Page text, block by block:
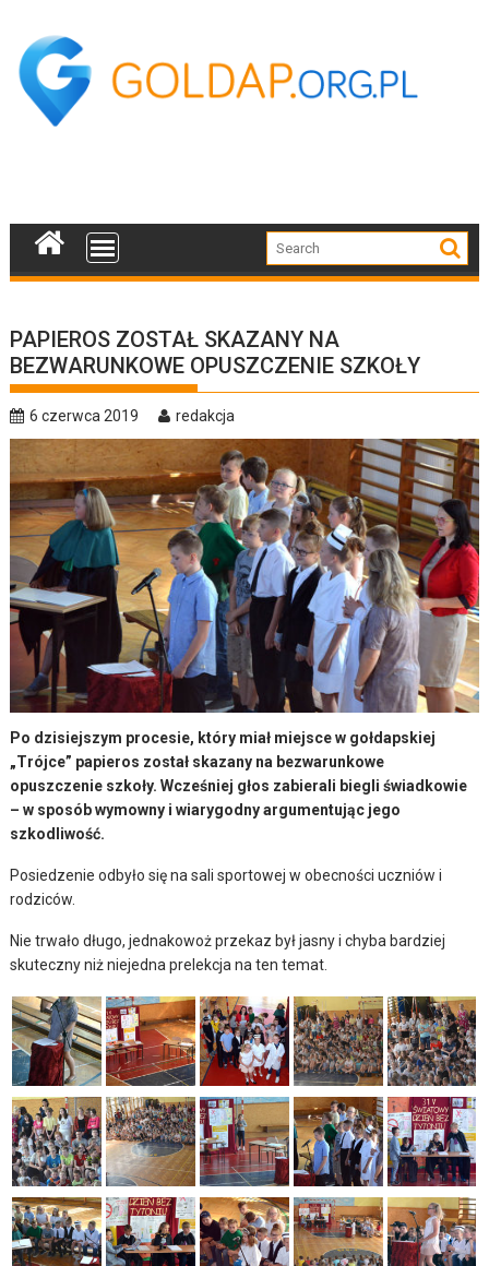
content
PAPIEROS ZOSTAŁ SKAZANY NA
BEZWARUNKOWE OPUSZCZENIE SZKOŁY
6 czerwca 2019 redakcja
Po dzisiejszym procesie, który miał miejsce w gołdapskiej
„Trójce” papieros został skazany na bezwarunkowe
opuszczenie szkoły. Wcześniej głos zabierali biegli świadkowie
– w sposób wymowny i wiarygodny argumentując jego
szkodliwość.
Posiedzenie odbyło się na sali sportowej w obecności uczniów i
rodziców.
Nie trwało długo, jednakowoż przekaz był jasny i chyba bardziej
skuteczny niż niejedna prelekcja na ten temat.